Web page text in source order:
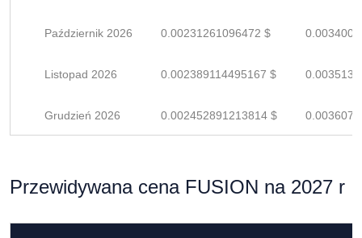
Październik 2026 0.00231261096472 $
Listopad 2026 0.002389114495167 $
Grudzień 2026 0.002452891213814 $
Przewidywana cena FUSION na 2027 r